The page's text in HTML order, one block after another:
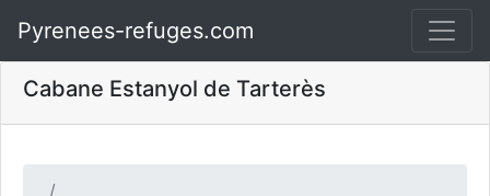
Pyrenees-refuges.com
Cabane Estanyol de Tarterès